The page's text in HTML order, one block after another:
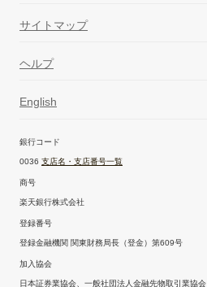
サイトマップ
ヘルプ
English
銀行コード
0036 支店名・支店番号一覧
商号
楽天銀行株式会社
登録番号
登録金融機関 関東財務局長（登金）第609号
加入協会
日本証券業協会、一般社団法人金融先物取引業協会